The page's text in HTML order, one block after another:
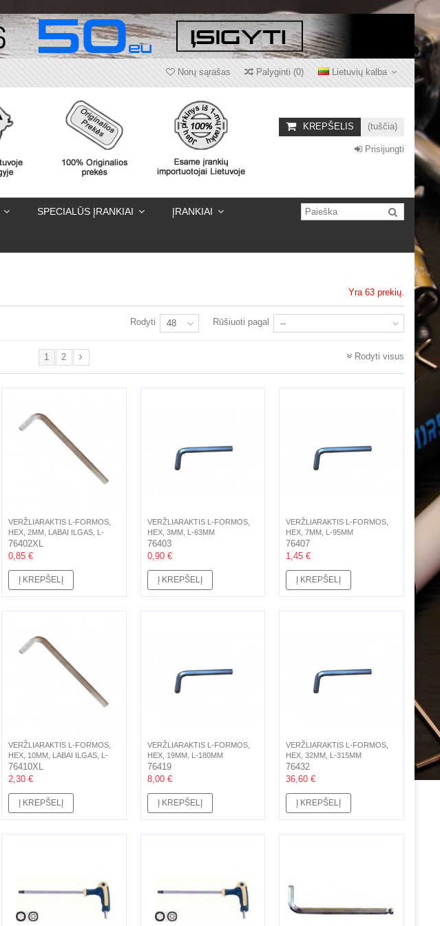
Lietuvių kalba
Palyginti(0)
Norų sąrašas
KREPŠELIS (tuščia)
Prisijungti
SPECIALŪS ĮRANKIAI ĮRANKIAI
Yra 63 prekių.
Rūšiuoti pagal --
Rodyti 48
Rodyti visus
1 2
VERŽLIARAKTIS L-FORMOS,
HEX, 2MM, LABAI ILGAS, L-
100MM
76402XL
0,85 €
Į KREPŠELĮ
VERŽLIARAKTIS L-FORMOS,
HEX, 3MM, L-63MM
76403
0,90 €
Į KREPŠELĮ
VERŽLIARAKTIS L-FORMOS,
HEX, 7MM, L-95MM
76407
1,45 €
Į KREPŠELĮ
VERŽLIARAKTIS L-FORMOS,
HEX, 10MM, LABAI ILGAS, L-
224MM
76410XL
2,30 €
Į KREPŠELĮ
VERŽLIARAKTIS L-FORMOS,
HEX, 19MM, L-180MM
76419
8,00 €
Į KREPŠELĮ
VERŽLIARAKTIS L-FORMOS,
HEX, 32MM, L-315MM
76432
36,60 €
Į KREPŠELĮ